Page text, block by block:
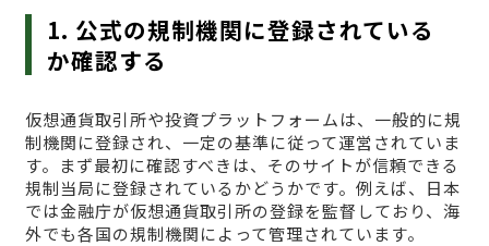
1. 公式の規制機関に登録されている
か確認する
仮想通貨取引所や投資プラットフォームは、一般的に規
制機関に登録され、一定の基準に従って運営されていま
す。まず最初に確認すべきは、そのサイトが信頼できる
規制当局に登録されているかどうかです。例えば、日本
では金融庁が仮想通貨取引所の登録を監督しており、海
外でも各国の規制機関によって管理されています。